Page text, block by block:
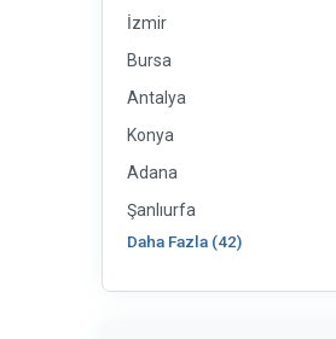
İzmir
Bursa
Antalya
Konya
Adana
Şanlıurfa
Daha Fazla (42)